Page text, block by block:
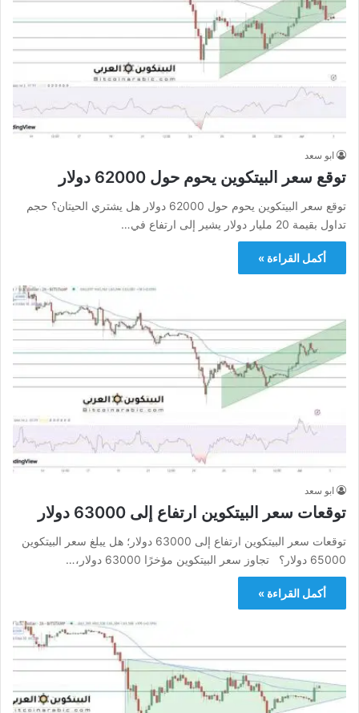
ابو سعد
توقع سعر البيتكوين يحوم حول 62000 دولار
توقع سعر البيتكوين يحوم حول 62000 دولار هل يشتري الحيتان؟ حجم
تداول بقيمة 20 مليار دولار يشير إلى ارتفاع في…
أكمل القراءة »
ابو سعد
توقعات سعر البيتكوين ارتفاع إلى 63000 دولار
توقعات سعر البيتكوين ارتفاع إلى 63000 دولار؛ هل يبلغ سعر البيتكوين
65000 دولار؟ تجاوز سعر البيتكوين مؤخرًا 63000 دولار،…
أكمل القراءة »